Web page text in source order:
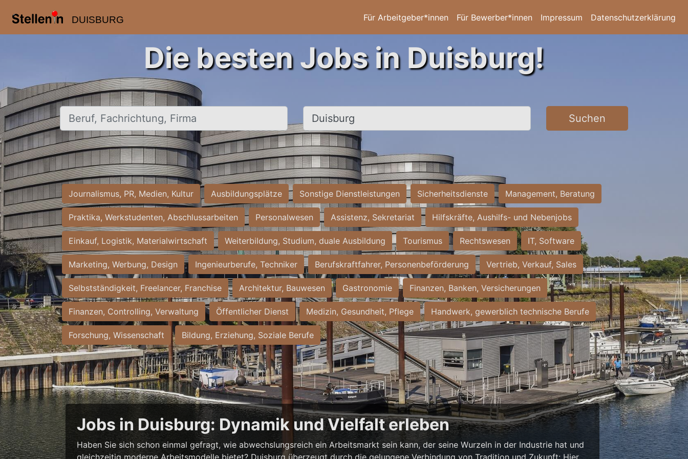
DUISBURG Für Arbeitgeber*innen Für Bewerber*innen Impressum Datenschutzerklärung
Die besten Jobs in Duisburg!
Beruf, Fachrichtung, Firma Ort, Stadt Suchen
Journalismus, PR, Medien, Kultur Ausbildungsplätze Sonstige Dienstleistungen Sicherheitsdienste Management, Beratung
Praktika, Werkstudenten, Abschlussarbeiten Personalwesen Assistenz, Sekretariat Hilfskräfte, Aushilfs- und Nebenjobs
Einkauf, Logistik, Materialwirtschaft Weiterbildung, Studium, duale Ausbildung Tourismus Rechtswesen IT, Software
Marketing, Werbung, Design Ingenieurberufe, Techniker Berufskraftfahrer, Personenbeförderung Vertrieb, Verkauf, Sales
Selbstständigkeit, Freelancer, Franchise Architektur, Bauwesen Gastronomie Finanzen, Banken, Versicherungen
Finanzen, Controlling, Verwaltung Öffentlicher Dienst Medizin, Gesundheit, Pflege Handwerk, gewerblich technische Berufe
Forschung, Wissenschaft Bildung, Erziehung, Soziale Berufe
Jobs in Duisburg: Dynamik und Vielfalt erleben
Haben Sie sich schon einmal gefragt, wie abwechslungsreich ein Arbeitsmarkt sein kann, der seine Wurzeln in der Industrie hat und